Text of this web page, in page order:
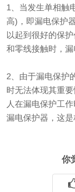
1、当发生单相触
高)，即漏电保护
以起到很好的保
和零线接触时，漏
2、由于漏电保护
时无法体现其重
人在漏电保护工
漏电保护器，这是
你